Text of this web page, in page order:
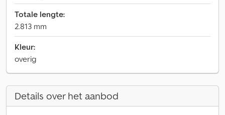
Totale lengte:
2.813 mm
Kleur:
overig
Details over het aanbod